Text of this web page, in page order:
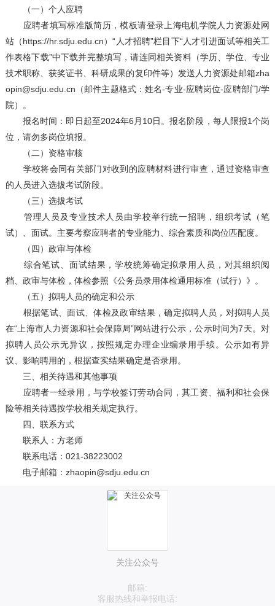
（一）个人应聘
应聘者填写标准版简历，模板请登录上海电机学院人力资源处网
站（https://hr.sdju.edu.cn）“人才招聘”栏目下“人才引进面试等相关工
作表格下载”中下载并完整填写，请连同相关资料（学历、学位、专业
技术职称、获奖证书、科研成果的复印件等）发送人力资源处邮箱zha
opin@sdju.edu.cn（邮件主题格式：姓名-专业-应聘岗位-应聘部门/学
院）。
报名时间：即日起至2024年6月10日。报名阶段，每人限报1个岗
位，请勿多岗位填报。
（二）资格审核
学校将会同有关部门对收到的应聘材料进行审查，通过资格审查
的人员进入选拔考试阶段。
（三）选拔考试
管理人员及专业技术人员由学校举行统一招聘，组织考试（笔
试）、面试。主要考察应聘者的专业能力、综合素质和岗位匹配度。
（四）政审与体检
综合笔试、面试结果，学校统筹确定拟录用人员，对其组织阅
档、政审与体检，体检参照《公务员录用体检通用标准（试行）》。
（五）拟聘人员的确定和公示
根据笔试、面试、体检及政审结果，确定拟聘人员，对拟聘人员
在“上海市人力资源和社会保障局”网站进行公示，公示时间为7天。对
拟聘人员公示无异议，按照规定办理企业编录用手续。公示如有异
议、影响聘用的，根据查实结果确定是否录用。
三、相关待遇和其他事项
应聘者一经录用，与学校签订劳动合同，其工资、福利和社会保
险等相关待遇按学校相关规定执行。
四、联系方式
联系人：方老师
联系电话：021-38223002
电子邮箱：zhaopin@sdju.edu.cn
关注公众号
邮箱:
客服热线和举报电话: